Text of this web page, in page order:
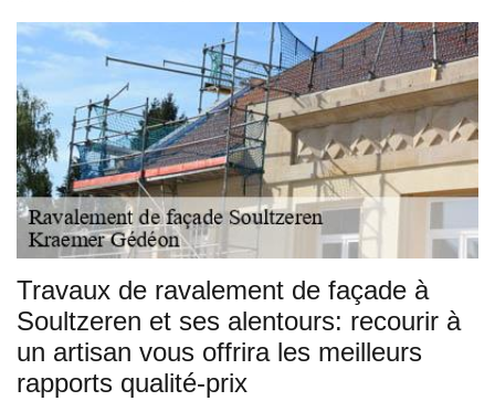
Travaux de ravalement de façade à
Soultzeren et ses alentours: recourir à
un artisan vous offrira les meilleurs
rapports qualité-prix